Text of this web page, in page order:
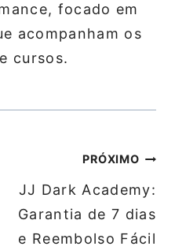
focado em
acompanham os
cursos.
PRÓXIMO
JJ Dark Academy:
Garantia de 7 dias
e Reembolso Fácil